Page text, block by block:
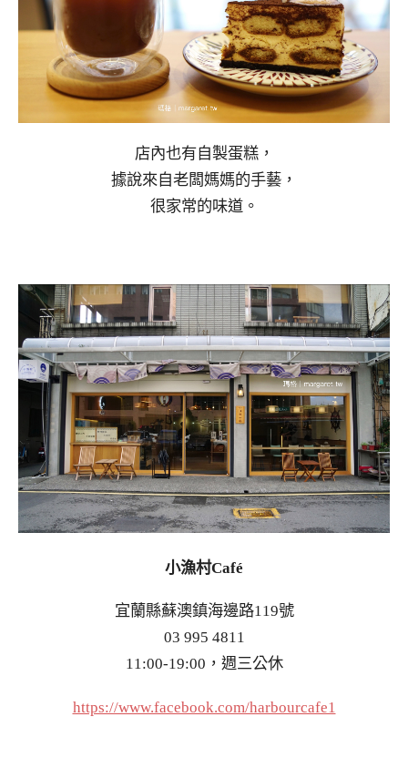
店內也有自製蛋糕，
據說來自老闆媽媽的手藝，
很家常的味道。
小漁村Café
宜蘭縣蘇澳鎮海邊路119號
03 995 4811
11:00-19:00，週三公休
https://www.facebook.com/harbourcafe1